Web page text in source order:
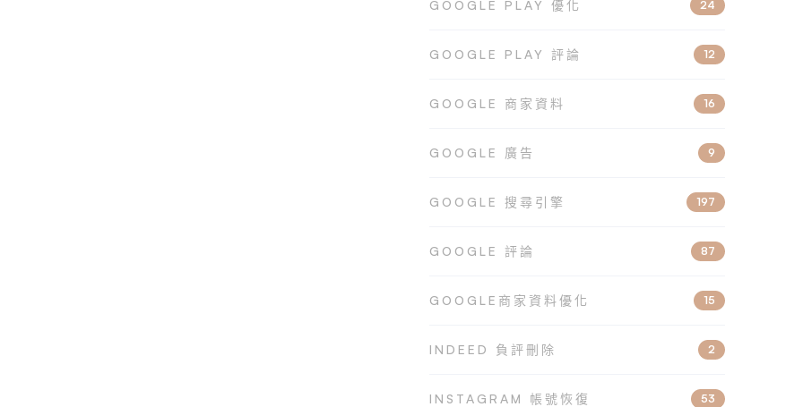
GOOGLE PLAY 優化 24
GOOGLE PLAY 評論 12
GOOGLE 商家資料 16
GOOGLE 廣告 9
GOOGLE 搜尋引擎 197
GOOGLE 評論 87
GOOGLE商家資料優化 15
INDEED 負評刪除 2
INSTAGRAM 帳號恢復 53